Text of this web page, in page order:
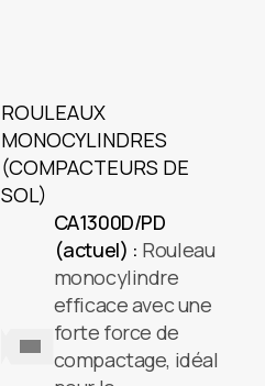
ROULEAUX
MONOCYLINDRES
(COMPACTEURS DE
SOL)
CA1300D/PD
(actuel) : Rouleau
monocylindre
efficace avec une
forte force de
compactage, idéal